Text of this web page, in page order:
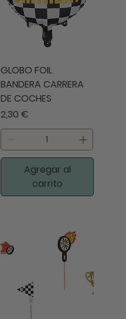
GLOBO FOIL
BANDERA CARRERA
DE COCHES
Precio
2,30 €
Agregar al
carrito